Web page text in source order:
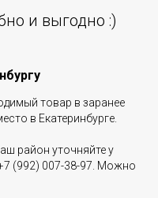
и выгодно :)
товар в заранее
в Екатеринбурге.
район уточняйте у
(992) 007-38-97. Можно